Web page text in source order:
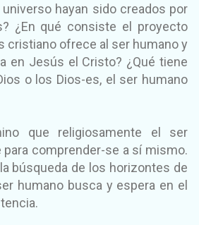
hayan sido creados por
¿En qué consiste el proyecto
cristiano ofrece al ser humano y
en Jesús el Cristo? ¿Qué tiene
o los Dios-es, el ser humano
que religiosamente el ser
comprender-se a sí mismo.
búsqueda de los horizontes de
humano busca y espera en el